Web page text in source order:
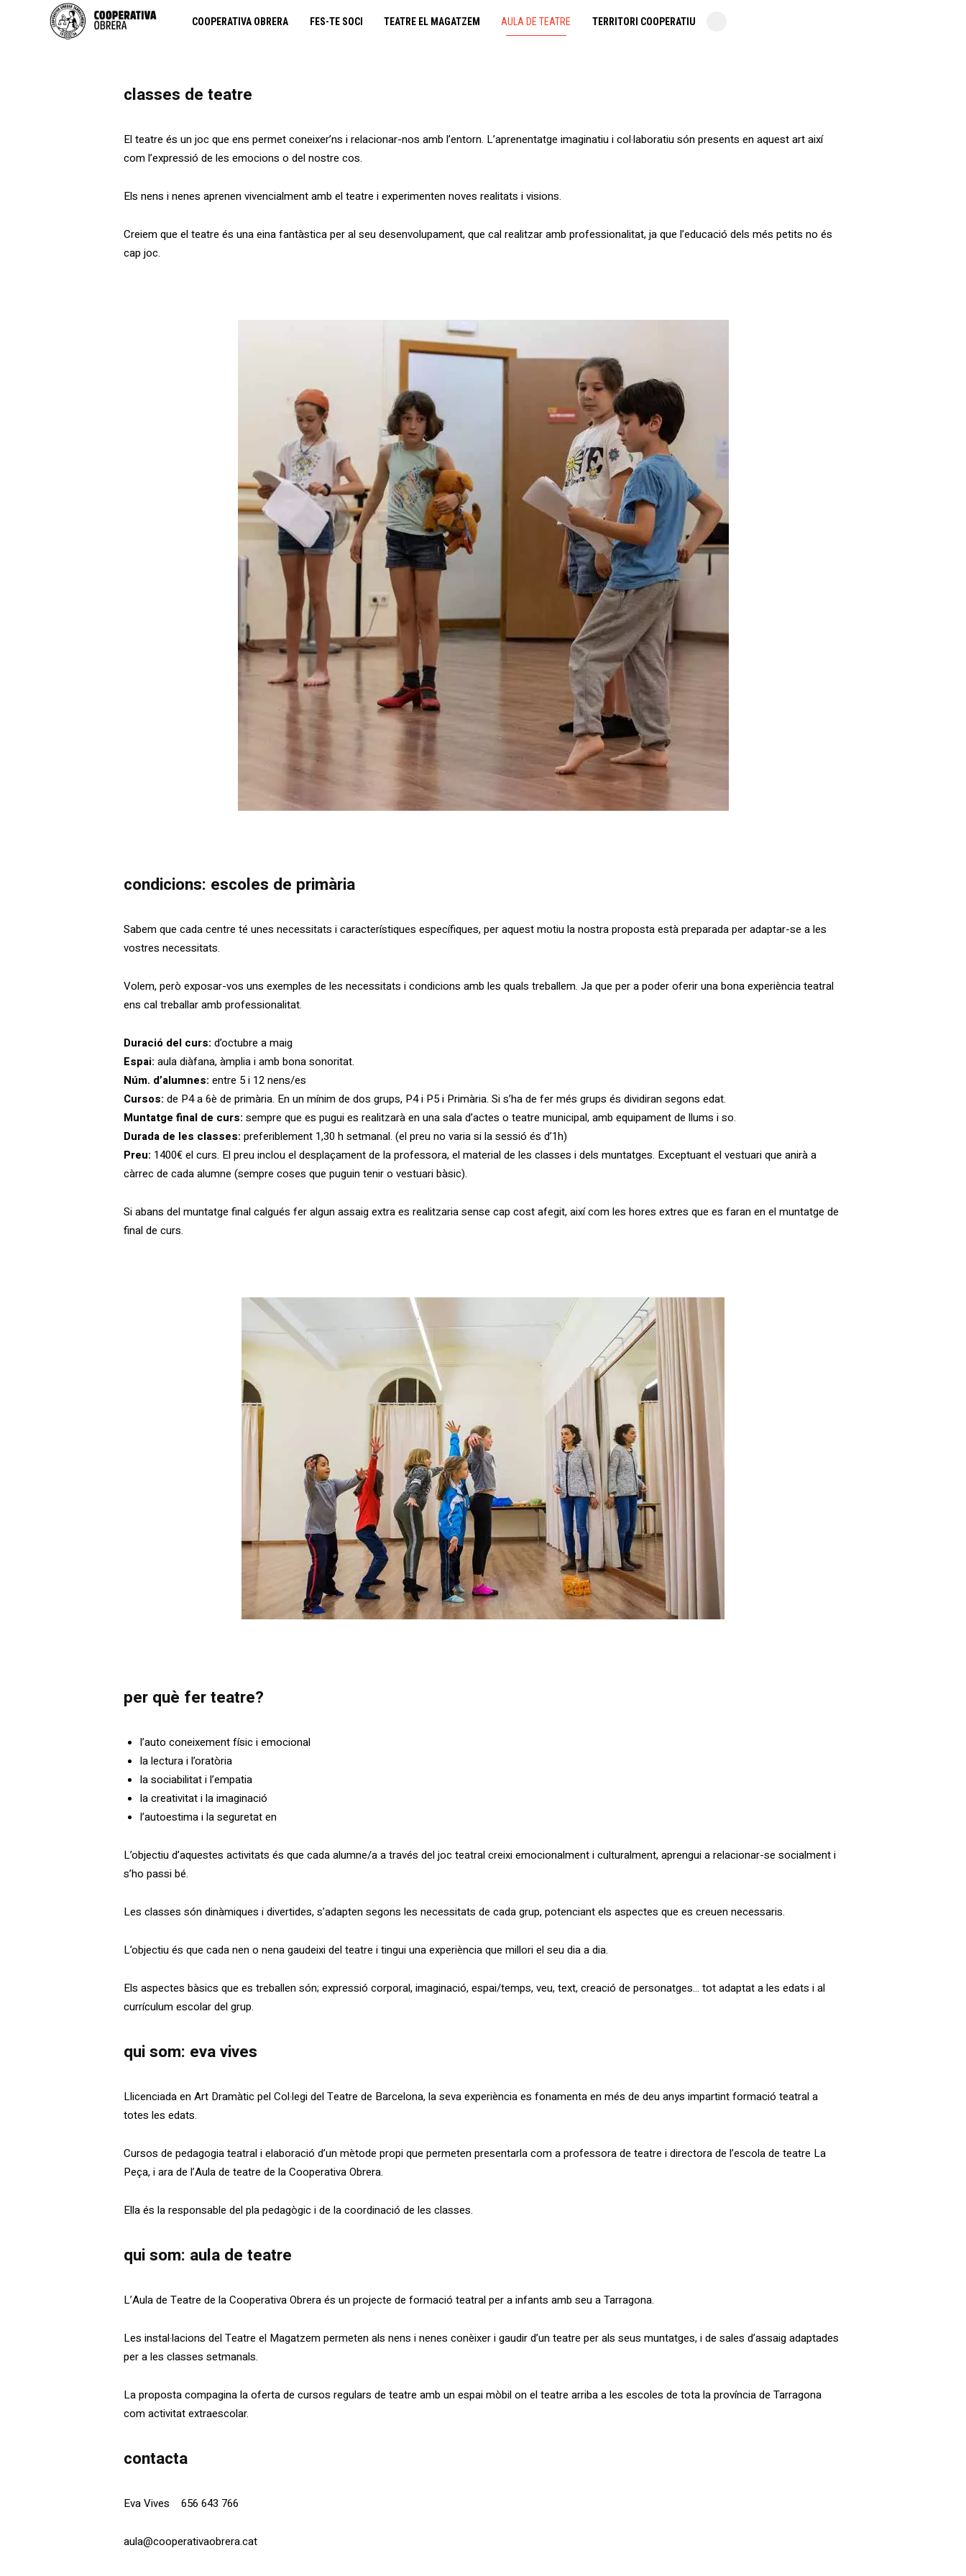
COOPERATIVA OBRERA FES-TE SOCI TEATRE EL MAGATZEM AULA DE TEATRE TERRITORI COOPERATIU
cooperativa obrera
aula de teatre
lloguer d’espais
classes de teatre
El teatre és un joc que ens permet coneixer’ns i relacionar-nos amb l’entorn. L’aprenentatge imaginatiu i col·laboratiu són presents en aquest art així
com l’expressió de les emocions o del nostre cos.
Els nens i nenes aprenen vivencialment amb el teatre i experimenten noves realitats i visions.
Creiem que el teatre és una eina fantàstica per al seu desenvolupament, que cal realitzar amb professionalitat, ja que l’educació dels més petits no és
cap joc.
condicions: escoles de primària
Sabem que cada centre té unes necessitats i característiques específiques, per aquest motiu la nostra proposta està preparada per adaptar-se a les
vostres necessitats.
Volem, però exposar-vos uns exemples de les necessitats i condicions amb les quals treballem. Ja que per a poder oferir una bona experiència teatral
ens cal treballar amb professionalitat.
Duració del curs: d’octubre a maig
Espai: aula diàfana, àmplia i amb bona sonoritat.
Núm. d’alumnes: entre 5 i 12 nens/es
Cursos: de P4 a 6è de primària. En un mínim de dos grups, P4 i P5 i Primària. Si s’ha de fer més grups és dividiran segons edat.
Muntatge final de curs: sempre que es pugui es realitzarà en una sala d’actes o teatre municipal, amb equipament de llums i so.
Durada de les classes: preferiblement 1,30 h setmanal. (el preu no varia si la sessió és d’1h)
Preu: 1400€ el curs. El preu inclou el desplaçament de la professora, el material de les classes i dels muntatges. Exceptuant el vestuari que anirà a
càrrec de cada alumne (sempre coses que puguin tenir o vestuari bàsic).
Si abans del muntatge final calgués fer algun assaig extra es realitzaria sense cap cost afegit, així com les hores extres que es faran en el muntatge de
final de curs.
per què fer teatre?
l’auto coneixement físic i emocional
la lectura i l’oratòria
la sociabilitat i l’empatia
la creativitat i la imaginació
l’autoestima i la seguretat en
L’objectiu d’aquestes activitats és que cada alumne/a a través del joc teatral creixi emocionalment i culturalment, aprengui a relacionar-se socialment i
s’ho passi bé.
Les classes són dinàmiques i divertides, s’adapten segons les necessitats de cada grup, potenciant els aspectes que es creuen necessaris.
L’objectiu és que cada nen o nena gaudeixi del teatre i tingui una experiència que millori el seu dia a dia.
Els aspectes bàsics que es treballen són; expressió corporal, imaginació, espai/temps, veu, text, creació de personatges… tot adaptat a les edats i al
currículum escolar del grup.
qui som: eva vives
Llicenciada en Art Dramàtic pel Col·legi del Teatre de Barcelona, la seva experiència es fonamenta en més de deu anys impartint formació teatral a
totes les edats.
Cursos de pedagogia teatral i elaboració d’un mètode propi que permeten presentarla com a professora de teatre i directora de l’escola de teatre La
Peça, i ara de l’Aula de teatre de la Cooperativa Obrera.
Ella és la responsable del pla pedagògic i de la coordinació de les classes.
qui som: aula de teatre
L’Aula de Teatre de la Cooperativa Obrera és un projecte de formació teatral per a infants amb seu a Tarragona.
Les instal·lacions del Teatre el Magatzem permeten als nens i nenes conèixer i gaudir d’un teatre per als seus muntatges, i de sales d’assaig adaptades
per a les classes setmanals.
La proposta compagina la oferta de cursos regulars de teatre amb un espai mòbil on el teatre arriba a les escoles de tota la província de Tarragona
com activitat extraescolar.
contacta
Eva Vives 656 643 766
aula@cooperativaobrera.cat